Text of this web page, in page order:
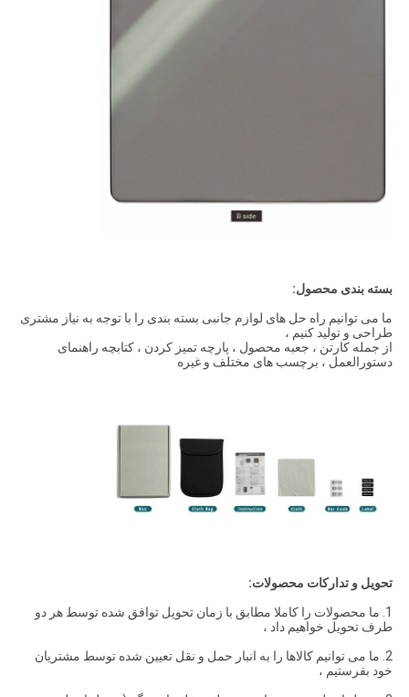
بسته بندی محصول:
ما می توانیم راه حل های لوازم جانبی بسته بندی را با توجه به نیاز مشتری
طراحی و تولید کنیم ،
از جمله کارتن ، جعبه محصول ، پارچه تمیز کردن ، کتابچه راهنمای
دستورالعمل ، برچسب های مختلف و غیره
تحویل و تدارکات محصولات:
1. ما محصولات را کاملا مطابق با زمان تحویل توافق شده توسط هر دو
طرف تحویل خواهیم داد ،
2. ما می توانیم کالاها را به انبار حمل و نقل تعیین شده توسط مشتریان
خود بفرستیم ،